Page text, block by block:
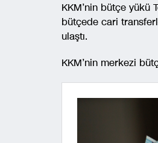
KKM’nin bütçe yükü
bütçede cari
ulaştı.
KKM’nin merkezi